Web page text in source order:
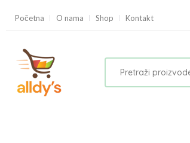
Početna O nama Shop Kontakt